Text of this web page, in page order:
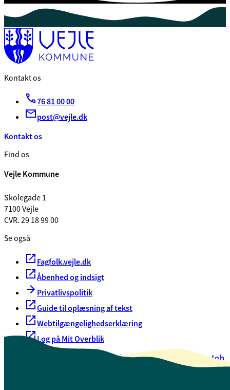
Kontakt os
76 81 00 00
post@vejle.dk
Kontakt os
Find os
Vejle Kommune
Skolegade 1
7100 Vejle
CVR. 29 18 99 00
Se også
Fagfolk.vejle.dk
Åbenhed og indsigt
Privatlivspolitik
Guide til oplæsning af tekst
Webtilgængelighedserklæring
Log på Mit Overblik
Oversigt over selvbetjeningJob